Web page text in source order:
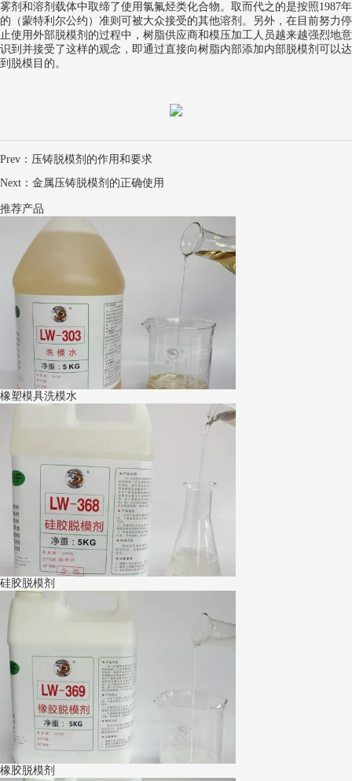
雾剂和溶剂载体中取缔了使用氯氟烃类化合物。取而代之的是按照1987年
的（蒙特利尔公约）准则可被大众接受的其他溶剂。另外，在目前努力停
止使用外部脱模剂的过程中，树脂供应商和模压加工人员越来越强烈地意
识到并接受了这样的观念，即通过直接向树脂内部添加内部脱模剂可以达
到脱模目的。
Prev： 压铸脱模剂的作用和要求
Next： 金属压铸脱模剂的正确使用
推荐产品
橡塑模具洗模水
硅胶脱模剂
橡胶脱模剂